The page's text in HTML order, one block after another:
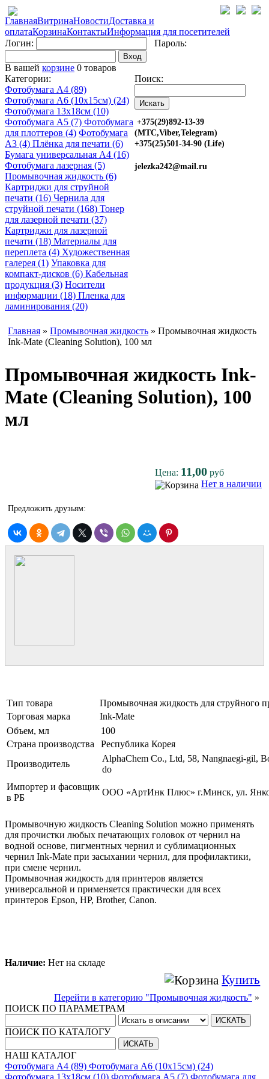
ГлавнаяВитринаНовостиДоставка и
оплатаКорзинаКонтактыИнформация для посетителей
Логин:
Пароль:
Вход
В вашей корзине 0 товаров
Категории:
Фотобумага A4 (89)
Фотобумага A6 (10х15см) (24)
Фотобумага 13х18см (10)
Фотобумага A5 (7) Фотобумага
для плоттеров (4) Фотобумага
A3 (4) Плёнка для печати (6)
Бумага универсальная A4 (16)
Фотобумага лазерная (5)
Промывочная жидкость (6)
Картриджи для струйной
печати (16) Чернила для
струйной печати (168) Тонер
для лазерной печати (37)
Картриджи для лазерной
печати (18) Материалы для
переплета (4) Художественная
галерея (1) Упаковка для
компакт-дисков (6) Кабельная
продукция (3) Носители
информации (18) Пленка для
ламинирования (20)
Поиск:
+375(29)892-13-39
(МТС,Viber,Telegram)
+375(25)501-34-90 (Life)
jelezka242@mail.ru
Главная » Промывочная жидкость » Промывочная жидкость
Ink-Mate (Cleaning Solution), 100 мл
Промывочная жидкость Ink-
Mate (Cleaning Solution), 100
мл
Цена: 11,00 руб
Нет в наличии
Предложить друзьям:
Тип товара
Промывочная жидкость для струйного
Торговая марка
Ink-Mate
Объем, мл
100
Страна производства
Республика Корея
Производитель
AlphaChem Сo., Ltd, 58, Nangnaegi-gil,
do
Импортер и фасовщик
в РБ
ООО «АртИнк Плюс» г.Минск, ул.
Промывочную жидкость Cleaning Solution можно применять
для прочистки любых печатающих головок от чернил на
водной основе, пигментных чернил и сублимационных
чернил Ink-Mate при засыхании чернил, для профилактики,
при смене чернил.
Промывочная жидкость для принтеров является
универсальной и применяется практически для всех
принтеров Epson, HP, Brother, Canon.
Наличие: Нет на складе
Купить
Перейти в категорию "Промывочная жидкость" »
ПОИСК ПО ПАРАМЕТРАМ
ПОИСК ПО КАТАЛОГУ
НАШ КАТАЛОГ
Фотобумага A4 (89) Фотобумага A6 (10х15см) (24)